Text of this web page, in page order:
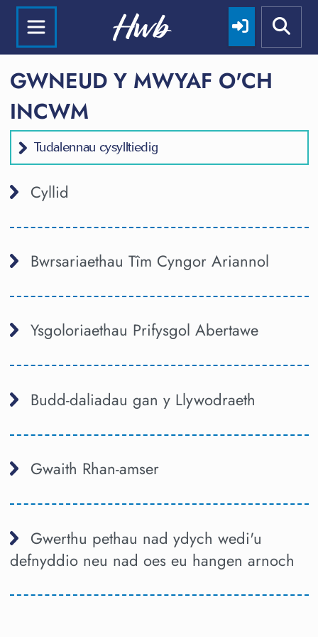
GWNEUD Y MWYAF O'CH
INCWM
Tudalennau cysylltiedig
Cyllid
Bwrsariaethau Tîm Cyngor Ariannol
Ysgoloriaethau Prifysgol Abertawe
Budd-daliadau gan y Llywodraeth
Gwaith Rhan-amser
Gwerthu pethau nad ydych wedi'u
defnyddio neu nad oes eu hangen arnoch